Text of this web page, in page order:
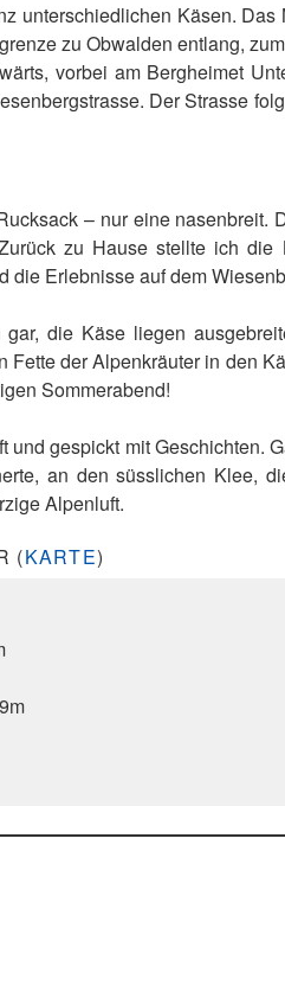
unterschiedlichen Käsen.
zu Obwalden entlang,
vorbei am Bergheimet
Der Strasse
– nur eine
zu Hause stellte ich
die Erlebnisse auf dem
die Käse liegen
Fette der Alpenkräuter in den
Sommerabend!
und gespickt mit Geschichten.
an den süsslichen Klee,
Alpenluft.
(KARTE)